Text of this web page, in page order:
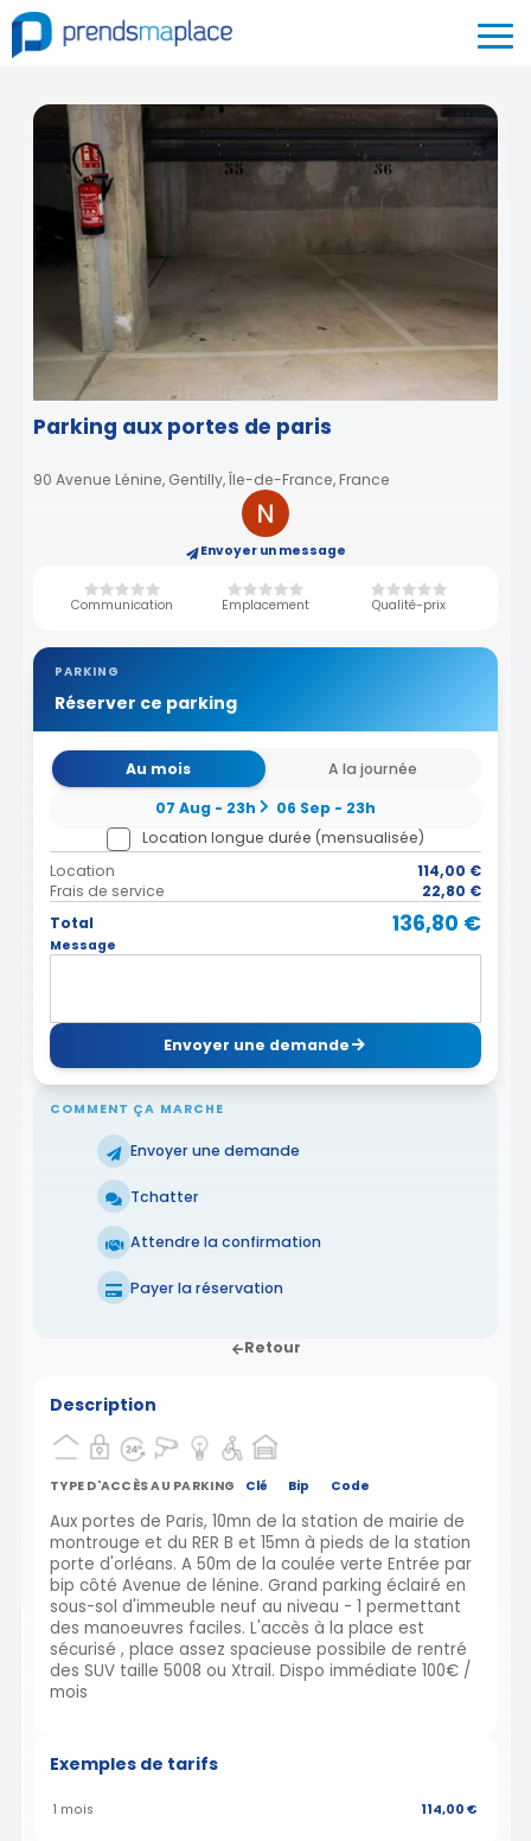
Parking aux portes de paris
90 Avenue Lénine, Gentilly, Île-de-France, France
Envoyer un message
Communication Emplacement Qualité-prix
PARKING
Réserver ce parking
Au mois
A la journée
07 Aug - 23h
06 Sep - 23h
Location longue durée (mensualisée)
Location
114,00 €
Frais de service
22,80 €
Total
136,80 €
Message
Envoyer une demande
COMMENT ÇA MARCHE
Envoyer une demande
Tchatter
Attendre la confirmation
Payer la réservation
Retour
Description
TYPE D'ACCÈS AU PARKING Clé Bip Code
Aux portes de Paris, 10mn de la station de mairie de
montrouge et du RER B et 15mn à pieds de la station
porte d'orléans. A 50m de la coulée verte Entrée par
bip côté Avenue de lénine. Grand parking éclairé en
sous-sol d'immeuble neuf au niveau - 1 permettant
des manoeuvres faciles. L'accès à la place est
sécurisé , place assez spacieuse possibile de rentré
des SUV taille 5008 ou Xtrail. Dispo immédiate 100€ /
mois
Exemples de tarifs
1 mois 114,00 €